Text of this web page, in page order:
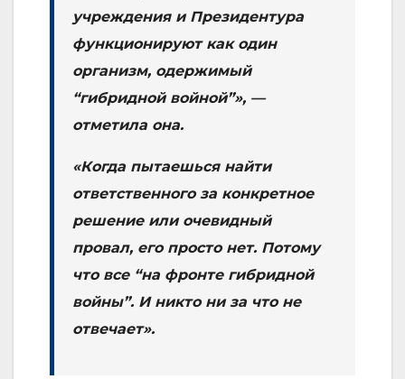
учреждения и Президентура
функционируют как один
организм, одержимый
“гибридной войной”», —
отметила она.
«Когда пытаешься найти
ответственного за конкретное
решение или очевидный
провал, его просто нет. Потому
что все “на фронте гибридной
войны”. И никто ни за что не
отвечает».